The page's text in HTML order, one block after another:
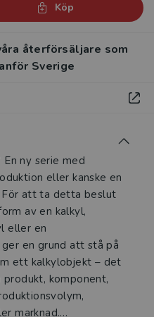
Köp
återförsäljare som
Sverige
ny serie med
eller kanske en
För att ta detta beslut
av en kalkyl,
eller en
en grund att stå på
ett kalkylobjekt – det
komponent,
marknad.